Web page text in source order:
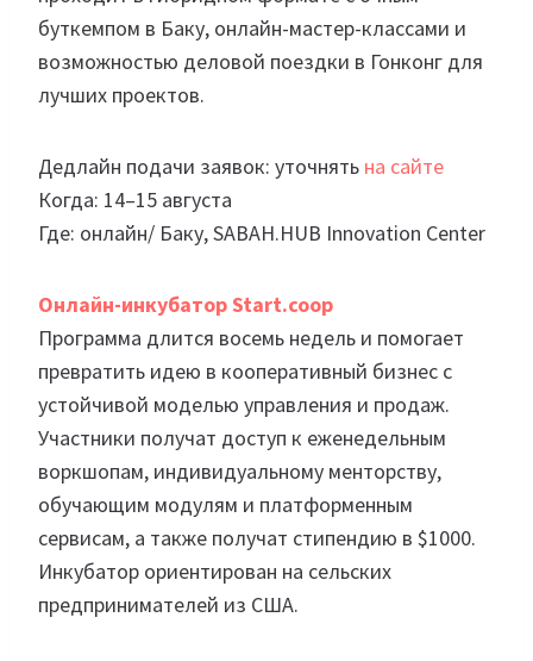
буткемпом в Баку, онлайн-мастер-классами и
возможностью деловой поездки в Гонконг для
лучших проектов.
Дедлайн подачи заявок: уточнять на сайте
Когда: 14–15 августа
Где: онлайн/ Баку, SABAH.HUB Innovation Center
Онлайн-инкубатор Start.coop
Программа длится восемь недель и помогает
превратить идею в кооперативный бизнес с
устойчивой моделью управления и продаж.
Участники получат доступ к еженедельным
воркшопам, индивидуальному менторству,
обучающим модулям и платформенным
сервисам, а также получат стипендию в $1000.
Инкубатор ориентирован на сельских
предпринимателей из США.